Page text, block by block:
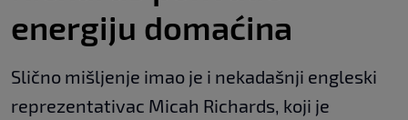
energiju domaćina
Slično mišljenje imao je i nekadašnji engleski
reprezentativac Micah Richards, koji je